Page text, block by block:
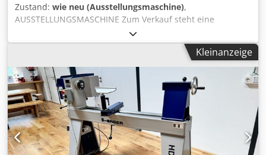
Zustand: wie neu (Ausstellungsmaschine),
AUSSTELLUNGSMASCHINE Zum Verkauf steht eine
neuwertige HAGER HDG 250 Drechselbank mit einer
Spitzenweite von 1.000 mm. Die Ausstellungsmaschine
befindet sich im Originalzustand daher haben Sie die volle
Garantie. Technische Daten - Spitzenhöhe 250 mm -
Spitzenweite 1.000 mm - Spindelanschluss M33 x 3,5 mit
MK3 Konus und ASR-(Euro-)Ablaufsicherungsnut -
Spindelbohrung (Durchm.) 20 mm - Reitstockpinole 150
mm / MK3 -Handauflagenoberteil 300 mm -Gewicht 270 kg
-Länge x Breite 1.800 x 640 mm - Motor 2,2 kW / 3 PS
Dcsdpfx Agotpnyks Rsk Die Maschine steht in A-5431 Kuchl
Kleinanzeige